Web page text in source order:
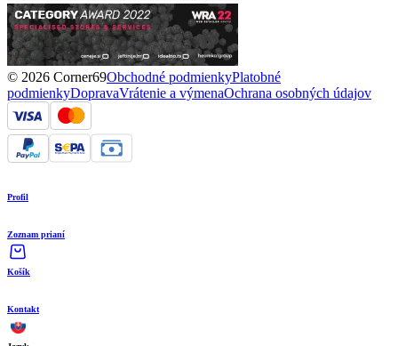
© 2026 Corner69Obchodné podmienkyPlatobné
podmienkyDopravaVrátenie a výmenaOchrana osobných údajov
Profil
Zoznam prianí
Košík
Kontakt